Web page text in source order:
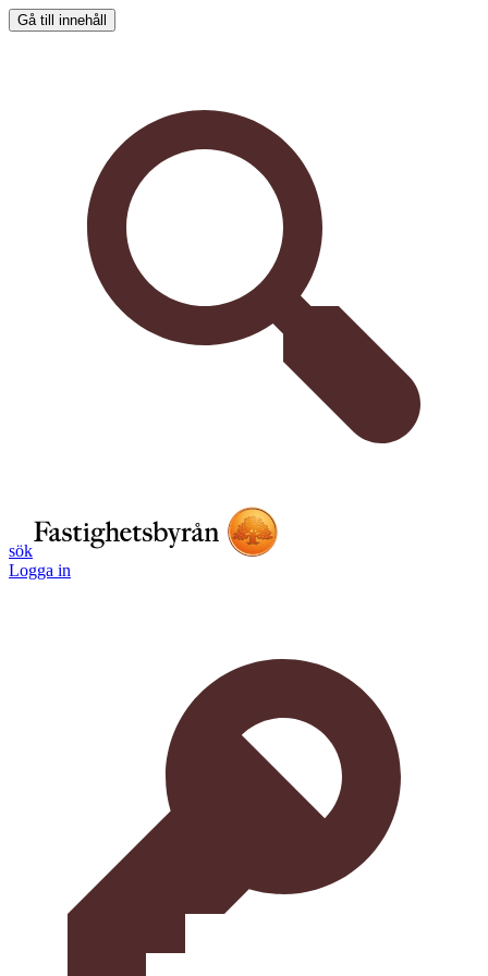
Gå till innehåll
sök
Logga in